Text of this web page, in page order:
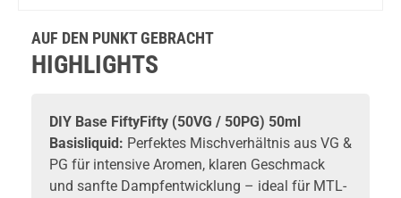
AUF DEN PUNKT GEBRACHT
HIGHLIGHTS
DIY Base FiftyFifty (50VG / 50PG) 50ml
Basisliquid: Perfektes Mischverhältnis aus VG &
PG für intensive Aromen, klaren Geschmack
und sanfte Dampfentwicklung – ideal für MTL-